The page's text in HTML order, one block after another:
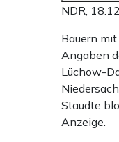
NDR,
Bauern
Angaben
Lüchow-
Staudte
Anzeige.